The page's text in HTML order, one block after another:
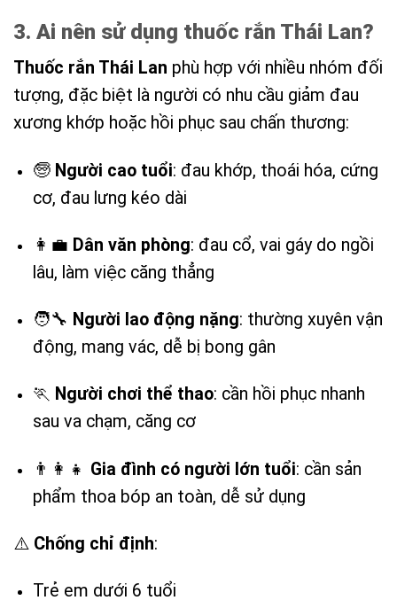
3. Ai nên sử dụng thuốc rắn Thái Lan?
Thuốc rắn Thái Lan phù hợp với nhiều nhóm đối
tượng, đặc biệt là người có nhu cầu giảm đau
xương khớp hoặc hồi phục sau chấn thương:
🧓 Người cao tuổi: đau khớp, thoái hóa, cứng
cơ, đau lưng kéo dài
👩‍💼 Dân văn phòng: đau cổ, vai gáy do ngồi
lâu, làm việc căng thẳng
🧑‍🔧 Người lao động nặng: thường xuyên vận
động, mang vác, dễ bị bong gân
🏃 Người chơi thể thao: cần hồi phục nhanh
sau va chạm, căng cơ
👨‍👩‍👧 Gia đình có người lớn tuổi: cần sản
phẩm thoa bóp an toàn, dễ sử dụng
⚠️ Chống chỉ định:
Trẻ em dưới 6 tuổi